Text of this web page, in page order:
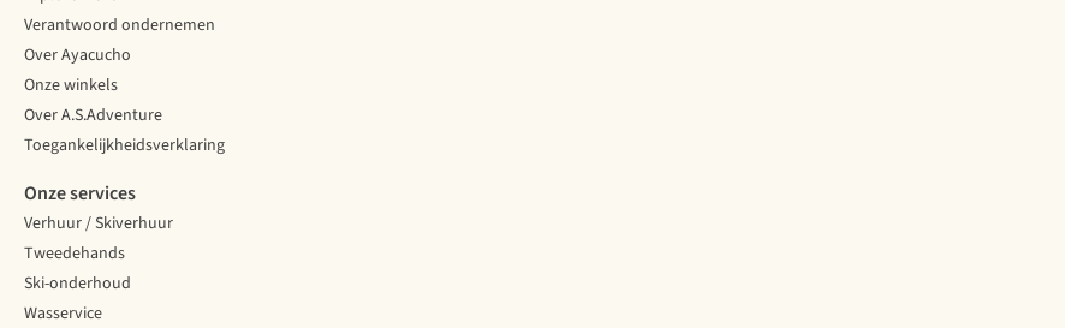
Verantwoord ondernemen
Over Ayacucho
Onze winkels
Over A.S.Adventure
Toegankelijkheidsverklaring
Onze services
Verhuur / Skiverhuur
Tweedehands
Ski-onderhoud
Wasservice